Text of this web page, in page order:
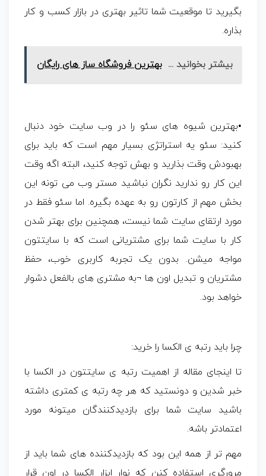
بگیرید تا موقعیت شما تاثیر بهتری در بازار کسب و کار
بذاره.
بیشتر بخوانید ... بهترین فروشگاه ساز های رایگان
•بهترین شیوه های سئو را در وب سایت خود دنبال
کنید: سئو یه استراتژی بسیار مهم است که باید برای
بهبودش وقت بذارید و بهش توجه کنید، البته اگه وقت
این کار رو ندارید نگران نباشید مستر وب می تونه این
بخش مهم از کارتون رو به عهده بگیره. اما سئو فقط در
مورد ارتقای سایت شما نیست، همچنین برای بهتر شدن
کار با سایت شما برای مشتریانی است که با سایتتون
مواجه میشن. بدون یک تجربه کاربری خوب، حفظ
مشتریان و تبدیل اون ها ¬به مشتری های بالفعل دشوار
خواهد بود.
چرا باید رتبه ی الکسا را خرید:
تا اینجای مقاله از اهمیت رتبه ی سایتتون در الکسا با
خبر شدین و دونستید که هر چه رتبه ی کمتری داشته
باشید سایت شما برای بازدیدکنندگان میتونه مورد
اعتمادتر باشه.
مهم تر از همه این بود که بازدیدکننده های شما باید از
مرورگری استفاده کنن که نوار ابزار الکسا در اون قرار